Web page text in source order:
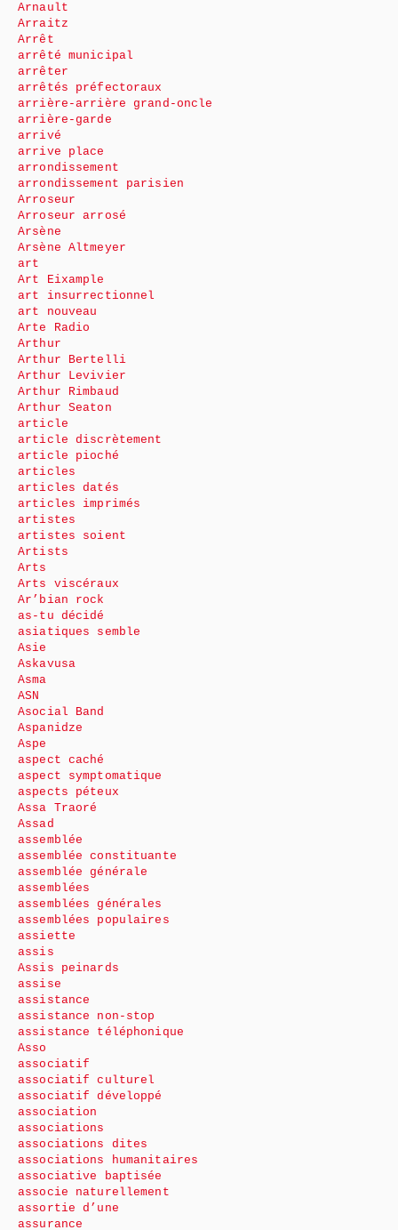
Arnault
Arraitz
Arrêt
arrêté municipal
arrêter
arrêtés préfectoraux
arrière-arrière grand-oncle
arrière-garde
arrivé
arrive place
arrondissement
arrondissement parisien
Arroseur
Arroseur arrosé
Arsène
Arsène Altmeyer
art
Art Eixample
art insurrectionnel
art nouveau
Arte Radio
Arthur
Arthur Bertelli
Arthur Levivier
Arthur Rimbaud
Arthur Seaton
article
article discrètement
article pioché
articles
articles datés
articles imprimés
artistes
artistes soient
Artists
Arts
Arts viscéraux
Ar’bian rock
as-tu décidé
asiatiques semble
Asie
Askavusa
Asma
ASN
Asocial Band
Aspanidze
Aspe
aspect caché
aspect symptomatique
aspects péteux
Assa Traoré
Assad
assemblée
assemblée constituante
assemblée générale
assemblées
assemblées générales
assemblées populaires
assiette
assis
Assis peinards
assise
assistance
assistance non-stop
assistance téléphonique
Asso
associatif
associatif culturel
associatif développé
association
associations
associations dites
associations humanitaires
associative baptisée
associe naturellement
assortie d’une
assurance